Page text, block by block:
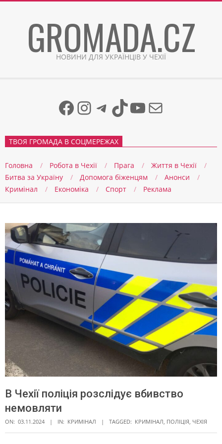
GROMADA.CZ
НОВИНИ ДЛЯ УКРАЇНЦІВ У ЧЕХІЇ
Facebook
Instagram
Telegram
TikTok
YouTube
Mail
ТВОЯ ГРОМАДА В СОЦМЕРЕЖАХ
Головна Робота в Чехії Прага
Життя в Чеxії
Битва за Україну
Допомога біженцям
Анонси
Кримінал
Економіка Спорт Реклама
В Чехії поліція розслідує вбивство
немовляти
ON: 03.11.2024 IN: КРИМІНАЛ TAGGED: КРИМІНАЛ, ПОЛІЦІЯ, ЧЕХІЯ